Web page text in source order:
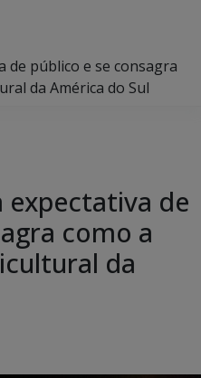
de público e se consagra
da América do Sul
expectativa de
como a
da